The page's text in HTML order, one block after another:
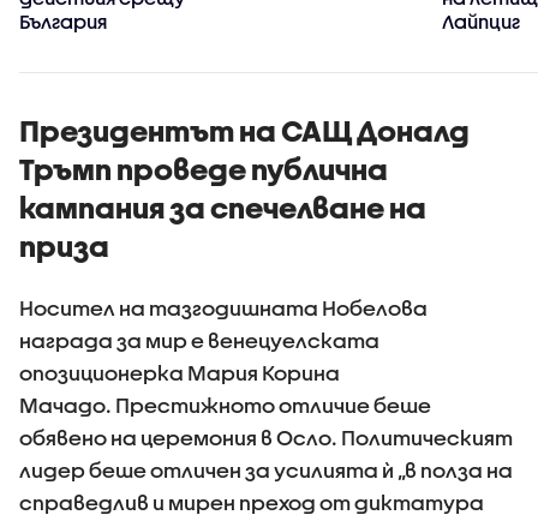
България
Лайпциг
Президентът на САЩ Доналд
Тръмп проведе публична
кампания за спечелване на
приза
Носител на тазгодишната Нобелова
награда за мир е венецуелската
опозиционерка Мария Корина
Мачадо. Престижното отличие беше
обявено на церемония в Осло. Политическият
лидер беше отличен за усилията ѝ „в полза на
справедлив и мирен преход от диктатура